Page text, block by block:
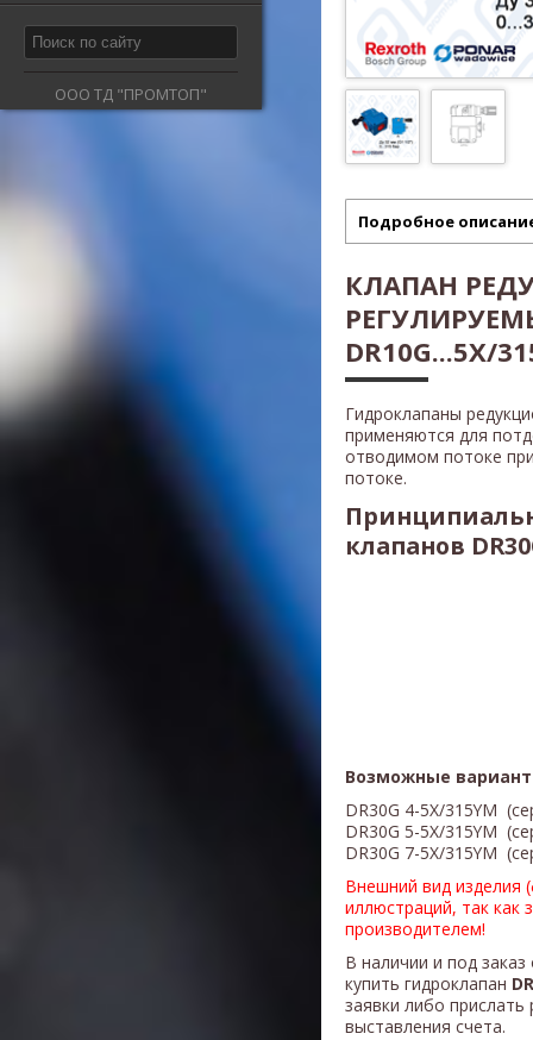
ООО ТД "ПРОМТОП"
Подробное
КЛАПАН
DR10G...5X/
Гидроклапаны
применяются для
отводимом потоке
потоке.
клапанов
Возможные
DR30G 4-5X/315YM
DR30G 5-5X/315YM
DR30G 7-5X/315YM
Внешний вид изделия
иллюстраций, так как
производителем!
В наличии и под
купить гидроклапан
заявки либо
выставления счета.